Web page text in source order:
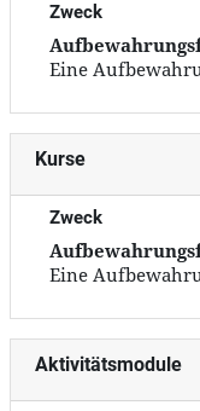
Zweck
Eine
Kurse
Zweck
Eine
Aktivitätsmodule